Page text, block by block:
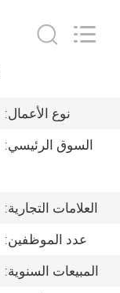
الرئيسية
المنتجات
حولنا
جولة
LIMITED.
نوع الأعمال:
السوق الرئيسي:
العلامات التجارية:
عدد الموظفين:
المبيعات السنوية: